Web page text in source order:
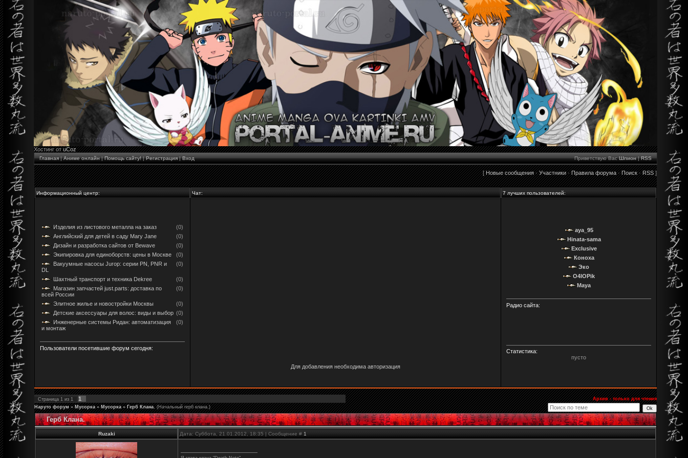
Хостинг отuCoz
Главная|Аниме онлайн|Помощь сайту!|Регистрация|Вход Приветствую Вас Шпион|RSS
[Новые сообщения·Участники·Правила форума·Поиск·RSS]
Информационный центр: Чат: 7 лучших пользователей:
Изделия из листового металла на заказ
(0)
Английский для детей в саду Mary Jane
(0)
Дизайн и разработка сайтов от Bewave
(0)
Экипировка для единоборств: цены в Москве
(0)
Вакуумные насосы Jurop: серии PN, PNR и
DL
(0)
Шахтный транспорт и техника Dekree
(0)
Магазин запчастей just.parts: доставка по
всей России
(0)
Элитное жилье и новостройки Москвы
(0)
Детские аксессуары для волос: виды и выбор (0)
Инженерные системы Ридан: автоматизация
и монтаж
(0)
Пользователи посетившие форум сегодня:
Для добавления необходима авторизация
aya_95
Hinata-sama
Exclusive
Коноха
Эко
O4IOPik
Maya
Радио сайта:
Статистика:
пусто
Страница 1 из 1 1
Архив - только для чтения
Наруто форум » Мусорка » Мусорка » Герб Клана. (Начальный герб клана.)
Герб Клана.
Ruzaki Дата: Суббота, 21.01.2012, 18:35 | Сообщение # 1